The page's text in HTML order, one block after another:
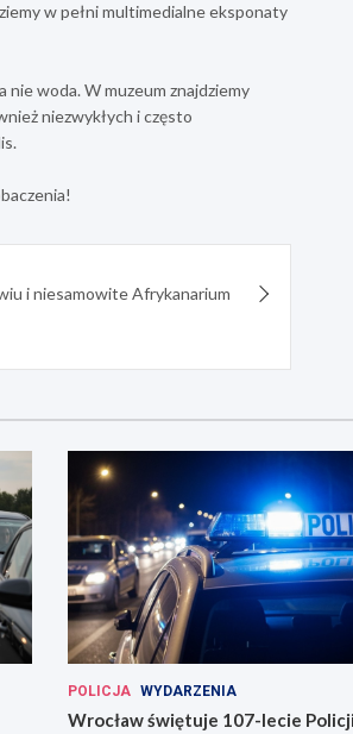
w pełni multimedialne eksponaty
nie woda. W muzeum znajdziemy
niezwykłych i często
i niesamowite Afrykanarium
POLICJA WYDARZENIA
Wrocław świętuje 107-lecie